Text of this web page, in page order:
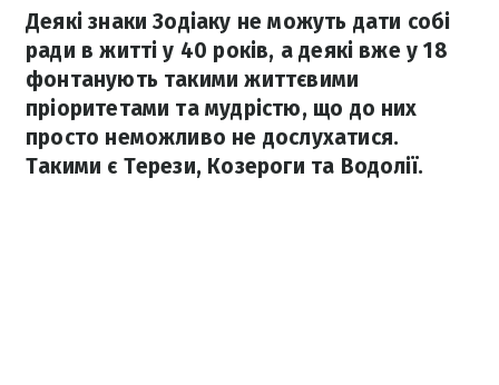
Деякі знаки Зодіаку не можуть дати собі
ради в житті у 40 років, а деякі вже у 18
фонтанують такими життєвими
пріоритетами та мудрістю, що до них
просто неможливо не дослухатися.
Такими є Терези, Козероги та Водолії.